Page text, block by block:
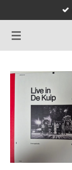
naar
de